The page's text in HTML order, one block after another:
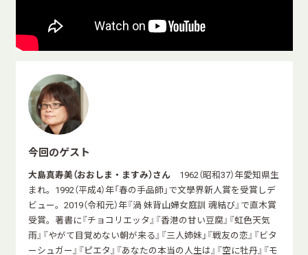
今回のゲスト
大島真寿美（おおしま・ますみ）さん 1962（昭和37）年愛知県生
まれ。1992（平成4）年「春の手品師」で文學界新人賞を受賞しデ
ビュー。2019（令和元）年『渦 妹背山婦女庭訓 魂結び』で直木賞
受賞。著書に『チョコリエッタ』『香港の甘い豆腐』『虹色天気
雨』『やがて目覚めない朝が来る』『三人姉妹」『戦友の恋』『ビタ
ーシュガー』『ピエタ』『あなたの本当の人生は』『空に牡丹』『モ